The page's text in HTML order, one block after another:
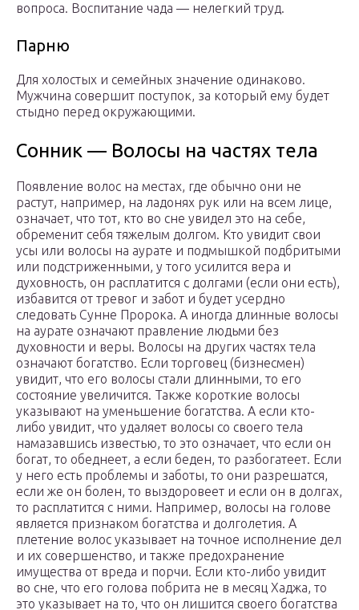
вопроса. Воспитание чада — нелегкий труд.
Парню
Для холостых и семейных значение одинаково.
Мужчина совершит поступок, за который ему будет
стыдно перед окружающими.
Сонник — Волосы на частях тела
Появление волос на местах, где обычно они не
растут, например, на ладонях рук или на всем лице,
означает, что тот, кто во сне увидел это на себе,
обременит себя тяжелым долгом. Кто увидит свои
усы или волосы на аурате и подмышкой подбритыми
или подстриженными, у того усилится вера и
духовность, он расплатится с долгами (если они есть),
избавится от тревог и забот и будет усердно
следовать Сунне Пророка. А иногда длинные волосы
на аурате означают правление людьми без
духовности и веры. Волосы на других частях тела
означают богатство. Если торговец (бизнесмен)
увидит, что его волосы стали длинными, то его
состояние увеличится. Также короткие волосы
указывают на уменьшение богатства. А если кто-
либо увидит, что удаляет волосы со своего тела
намазавшись известью, то это означает, что если он
богат, то обеднеет, а если беден, то разбогатеет. Если
у него есть проблемы и заботы, то они разрешатся,
если же он болен, то выздоровеет и если он в долгах,
то расплатится с ними. Например, волосы на голове
является признаком богатства и долголетия. А
плетение волос указывает на точное исполнение дел
и их совершенство, и также предохранение
имущества от вреда и порчи. Если кто-либо увидит
во сне, что его голова побрита не в месяц Хаджа, то
это указывает на то, что он лишится своего богатства